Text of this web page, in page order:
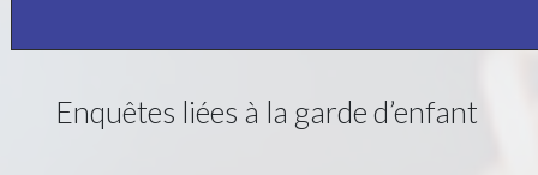
Enquêtes liées à la garde d’enfant